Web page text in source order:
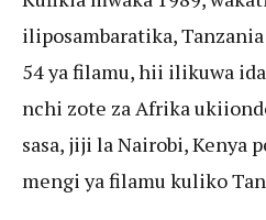
iliposambaratika,
54 ya filamu, hii ilikuwa
nchi zote za Afrika
sasa, jiji la Nairobi, Kenya
mengi ya filamu kuliko